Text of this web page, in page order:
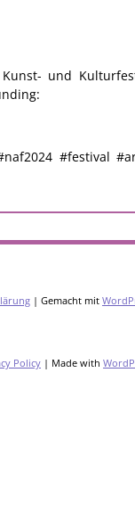
und
#festival
| Gemacht mit
Policy | Made with